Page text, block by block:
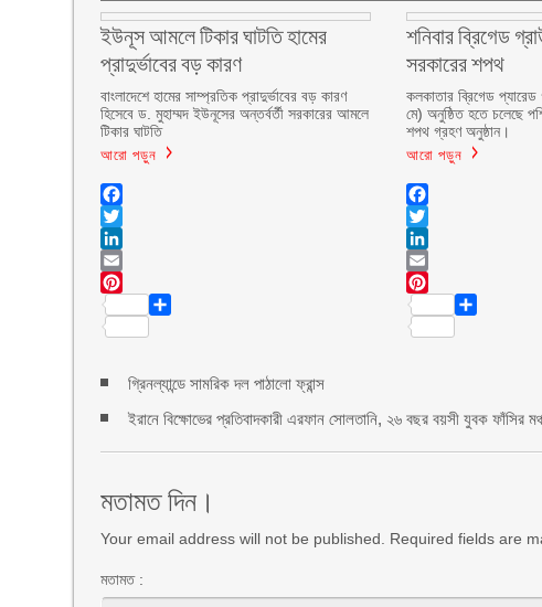
ইউনূস আমলে টিকার ঘাটতি হামের
প্রাদুর্ভাবের বড় কারণ
বাংলাদেশে হামের সাম্প্রতিক প্রাদুর্ভাবের বড় কারণ
হিসেবে ড. মুহাম্মদ ইউনূসের অন্তর্বর্তী সরকারের আমলে
টিকার ঘাটতি
আরো পড়ুন
Facebook
Twitter
LinkedIn
Email
Pinterest
শনিবার ব্রিগেড
সরকারের শপথ
কলকাতার ব্রিগেড প্যারেড
মে) অনুষ্ঠিত হতে চলেছে
শপথ গ্রহণ অনুষ্ঠান।
আরো পড়ুন
Facebook
Twitter
LinkedIn
Email
Pinterest
গ্রিনল্যান্ডে সামরিক দল পাঠালো ফ্রান্স
ইরানে বিক্ষোভের প্রতিবাদকারী এরফান সোলতানি, ২৬ বছর বয়সী যুবক ফাঁসির
মতামত দিন।
Your email address will not be published. Required fields are
মতামত :